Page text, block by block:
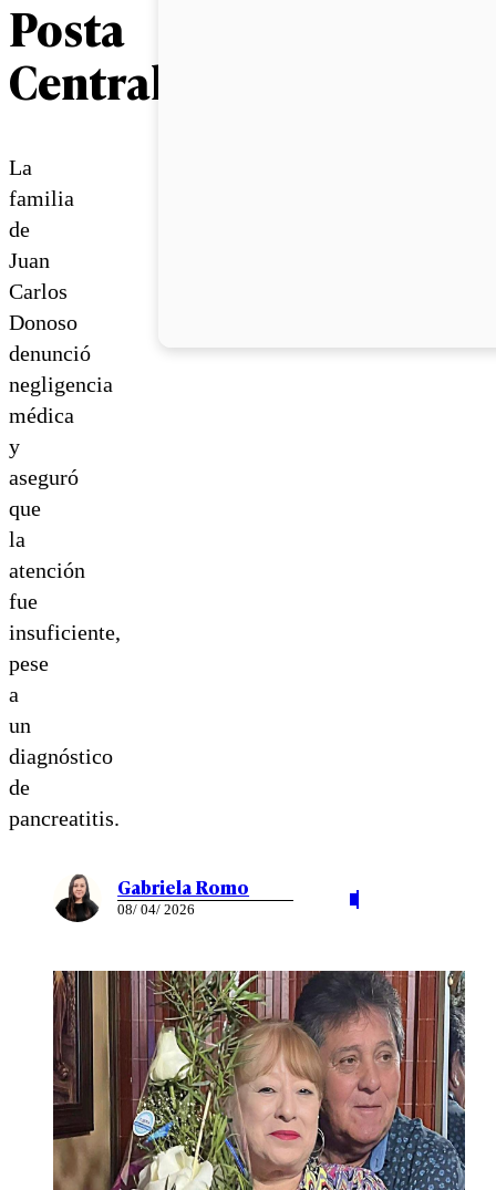
Posta
Central
La
familia
de
Juan
Carlos
Donoso
denunció
negligencia
médica
y
aseguró
que
la
atención
fue
insuficiente,
pese
a
un
diagnóstico
de
pancreatitis.
Gabriela Romo
08/ 04/ 2026